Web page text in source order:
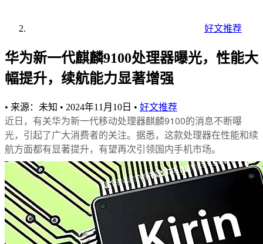
好文推荐
华为新一代麒麟9100处理器曝光，性能大
幅提升，续航能力显著增强
• 来源：未知 • 2024年11月10日 • 好文推荐
近日，有关华为新一代移动处理器麒麟9100的消息不断曝
光，引起了广大消费者的关注。据悉，这款处理器在性能和续
航方面都有显著提升，有望再次引领国内手机市场。